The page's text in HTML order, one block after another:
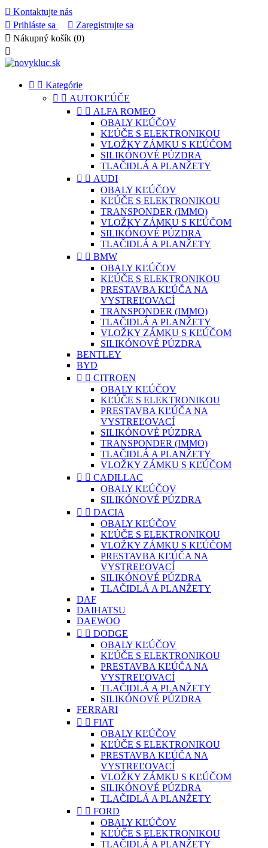
 Kontaktujte nás
 Prihláste sa  Zaregistrujte sa
 Nákupný košík (0)

  Kategórie
  AUTOKĽÚČE
  ALFA ROMEO
OBALY KĽÚČOV
KĽÚČE S ELEKTRONIKOU
VLOŽKY ZÁMKU S KĽÚČOM
SILIKÓNOVÉ PÚZDRA
TLAČIDLÁ A PLANŽETY
  AUDI
OBALY KĽÚČOV
KĽÚČE S ELEKTRONIKOU
TRANSPONDER (IMMO)
VLOŽKY ZÁMKU S KĽÚČOM
SILIKÓNOVÉ PÚZDRA
TLAČIDLÁ A PLANŽETY
  BMW
OBALY KĽÚČOV
KĽÚČE S ELEKTRONIKOU
PRESTAVBA KĽÚČA NA
VYSTREĽOVACÍ
TRANSPONDER (IMMO)
TLAČIDLÁ A PLANŽETY
VLOŽKY ZÁMKU S KĽÚČOM
SILIKÓNOVÉ PÚZDRA
BENTLEY
BYD
  CITROEN
OBALY KĽÚČOV
KĽÚČE S ELEKTRONIKOU
PRESTAVBA KĽÚČA NA
VYSTREĽOVACÍ
SILIKÓNOVÉ PÚZDRA
TRANSPONDER (IMMO)
TLAČIDLÁ A PLANŽETY
VLOŽKY ZÁMKU S KĽÚČOM
  CADILLAC
OBALY KĽÚČOV
SILIKÓNOVÉ PÚZDRA
  DACIA
OBALY KĽÚČOV
KĽÚČE S ELEKTRONIKOU
VLOŽKY ZÁMKU S KĽÚČOM
PRESTAVBA KĽÚČA NA
VYSTREĽOVACÍ
SILIKÓNOVÉ PÚZDRA
TLAČIDLÁ A PLANŽETY
DAF
DAIHATSU
DAEWOO
  DODGE
OBALY KĽÚČOV
KĽÚČE S ELEKTRONIKOU
PRESTAVBA KĽÚČA NA
VYSTREĽOVACÍ
TLAČIDLÁ A PLANŽETY
SILIKÓNOVÉ PÚZDRA
FERRARI
  FIAT
OBALY KĽÚČOV
KĽÚČE S ELEKTRONIKOU
PRESTAVBA KĽÚČA NA
VYSTREĽOVACÍ
VLOŽKY ZÁMKU S KĽÚČOM
SILIKÓNOVÉ PÚZDRA
TLAČIDLÁ A PLANŽETY
  FORD
OBALY KĽÚČOV
KĽÚČE S ELEKTRONIKOU
TLAČIDLÁ A PLANŽETY